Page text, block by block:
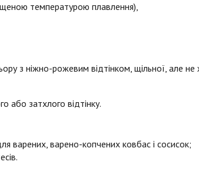
температурою плавлення),
з ніжно-рожевим відтінком, щільної, але
або затхлого відтінку.
варених, варено-копчених ковбас і сосисок;